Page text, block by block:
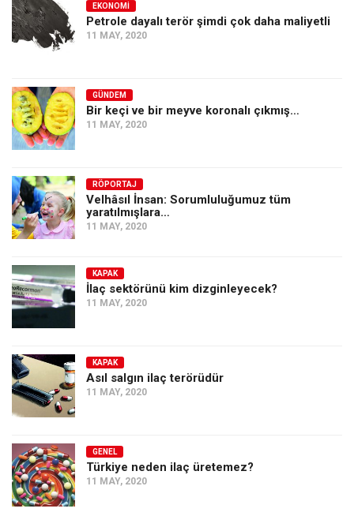
Türkiye
Siyaset
Dünya
Asya
Amerika
Avustralya
Tarih
Düşünce
Dosyalar
EKONOMI
Petrole dayalı terör şimdi çok daha maliyetli
11 MAY, 2020
GÜNDEM
Bir keçi ve bir meyve koronalı çıkmış…
11 MAY, 2020
RÖPORTAJ
Velhâsıl İnsan: Sorumluluğumuz tüm
yaratılmışlara…
11 MAY, 2020
KAPAK
İlaç sektörünü kim dizginleyecek?
11 MAY, 2020
KAPAK
Asıl salgın ilaç terörüdür
11 MAY, 2020
GENEL
Türkiye neden ilaç üretemez?
11 MAY, 2020